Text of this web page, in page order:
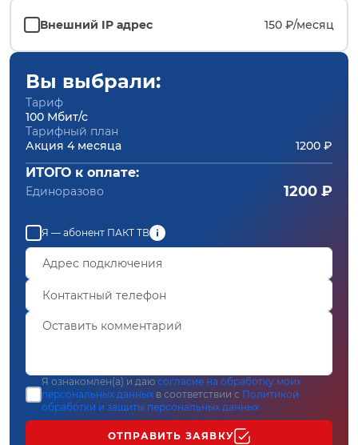
Внешний IP адрес 150 ₽/месяц
Вы выбрали:
Тариф
100 Мбит/с
Тарифный план
Акция 4 месяца
1200 ₽
ИТОГО к оплате:
Единоразово 1200 ₽
Я — абонент ПАКТ ТВ
Я ознакомлен(а) и даю согласие на обработку моих
персональных данных в соответствии с Политикой
обработки и защиты персональных данных
ОТПРАВИТЬ ЗАЯВКУ